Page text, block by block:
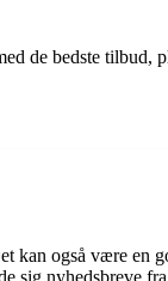
de bedste
kan også være en
sig nyhedsbreve